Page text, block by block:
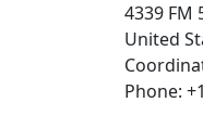
4339 FM
United
Phone: